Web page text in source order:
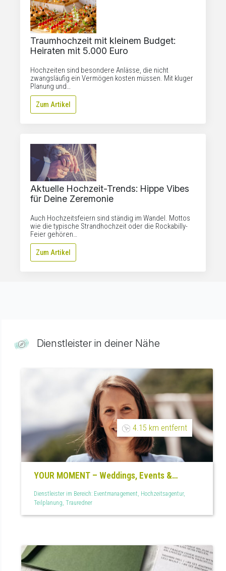
Traumhochzeit mit kleinem Budget:
Heiraten mit 5.000 Euro
Hochzeiten sind besondere Anlässe, die nicht
zwangsläufig ein Vermögen kosten müssen. Mit kluger
Planung und…
Zum Artikel
Aktuelle Hochzeit-Trends: Hippe Vibes
für Deine Zeremonie
Auch Hochzeitsfeiern sind ständig im Wandel. Mottos
wie die typische Strandhochzeit oder die Rockabilly-
Feier gehören…
Zum Artikel
Dienstleister in deiner Nähe
4.15 km entfernt
YOUR MOMENT – Weddings, Events &
Memories
Dienstleister im Bereich: Eventmanagement, Hochzeitsagentur,
Teilplanung, Trauredner